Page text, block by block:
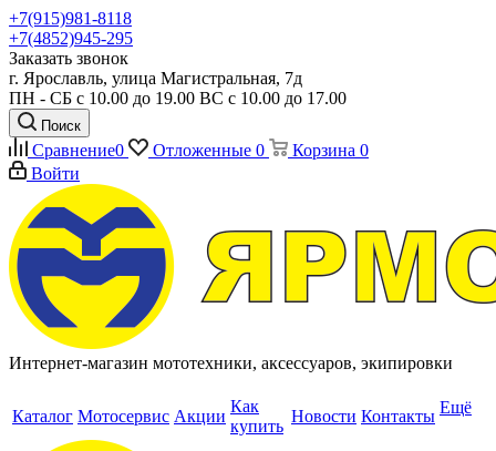
+7(915)981-8118
+7(4852)945-295
Заказать звонок
г. Ярославль, улица Магистральная, 7д
ПН - СБ с 10.00 до 19.00 ВС с 10.00 до 17.00
Поиск
Сравнение0 Отложенные 0 Корзина 0
Войти
Интернет-магазин мототехники, аксессуаров, экипировки
Каталог Мотосервис Акции
Как
купить
Новости Контакты Ещё